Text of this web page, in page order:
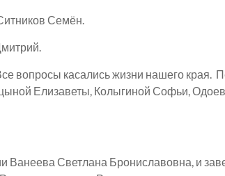
Семён.
вопросы касались жизни нашего края.
Елизаветы, Колыгиной Софьи,
Ванеева Светлана Брониславовна, и